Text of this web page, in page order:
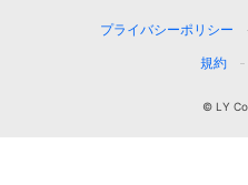
プライバシーポリシー
規約
© LY